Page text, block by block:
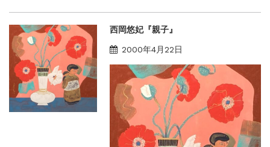
西岡悠妃『親子』
2000年4月22日